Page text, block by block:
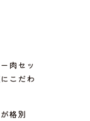
肉セッ
こだわ
格別